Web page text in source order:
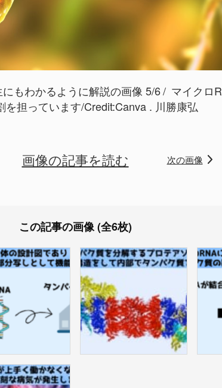
もわかるように解説の画像 5/6
マイクロ
を担っています/Credit:Canva . 川勝康弘
画像の記事を読む 次の画像
この記事の画像 (全6枚)